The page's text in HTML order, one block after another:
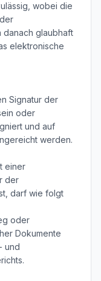
wobei die
danach glaubhaft
elektronische
Signatur der
oder
und auf
werden.
einer
der
darf wie folgt
oder
Dokumente
und